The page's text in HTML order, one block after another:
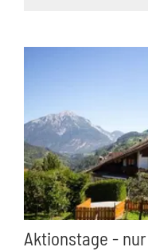
Aktionstage -